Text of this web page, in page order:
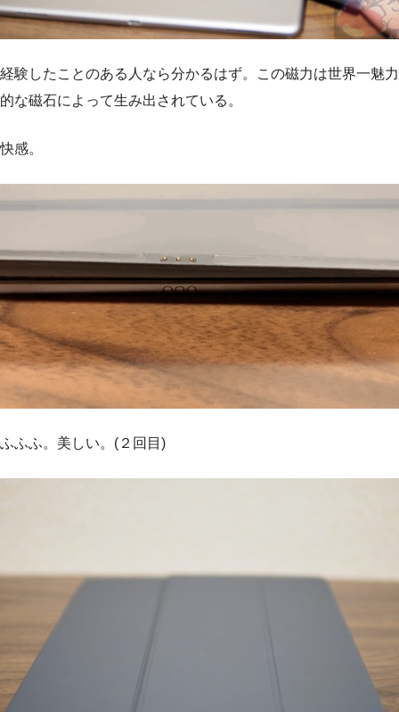
経験したことのある人なら分かるはず。この磁力は世界一魅力
的な磁石によって生み出されている。
快感。
ふふふ。美しい。(２回目)